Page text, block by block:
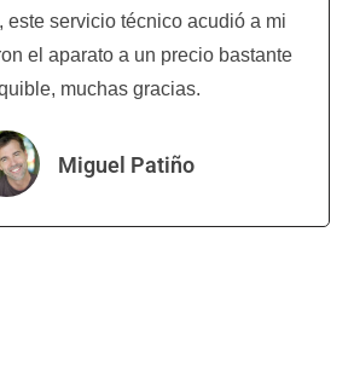
este servicio técnico acudió a mi
el aparato a un precio bastante
muchas gracias.
Miguel Patiño